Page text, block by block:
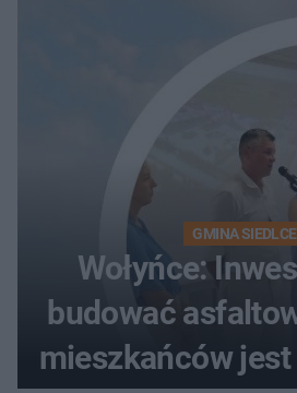
GMINA SIEDLCE
Wołyńce:
budować
mieszkańców